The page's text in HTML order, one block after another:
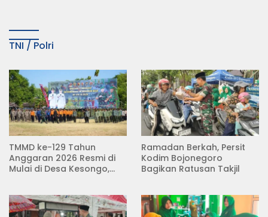
TNI / Polri
TMMD ke-129 Tahun
Anggaran 2026 Resmi di
Mulai di Desa Kesongo,
Ramadan Berkah, Persit
Kodim Bojonegoro
Bagikan Ratusan Takjil